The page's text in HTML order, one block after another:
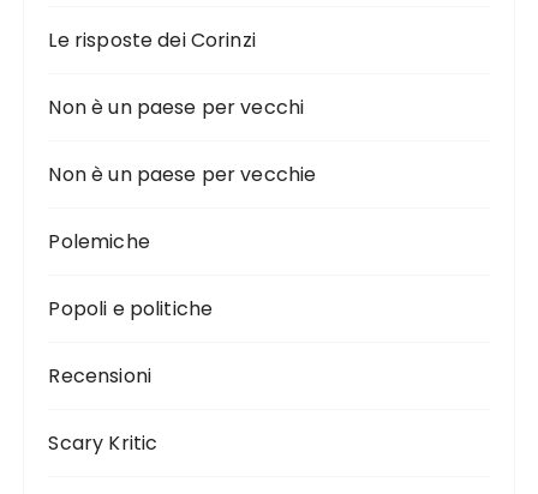
Le risposte dei Corinzi
Non è un paese per vecchi
Non è un paese per vecchie
Polemiche
Popoli e politiche
Recensioni
Scary Kritic